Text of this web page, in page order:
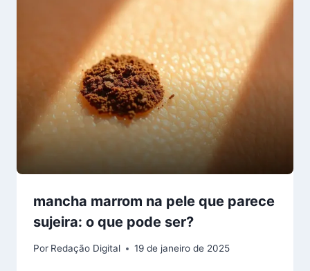
mancha marrom na pele que parece
sujeira: o que pode ser?
Por Redação Digital 19 de janeiro de 2025